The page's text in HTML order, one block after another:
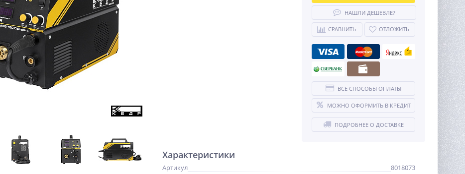
НАШЛИ ДЕШЕВЛЕ?
СРАВНИТЬ ОТЛОЖИТЬ
ВСЕ СПОСОБЫ ОПЛАТЫ
МОЖНО ОФОРМИТЬ В КРЕДИТ
ПОДРОБНЕЕ О ДОСТАВКЕ
Характеристики
Артикул
8018073